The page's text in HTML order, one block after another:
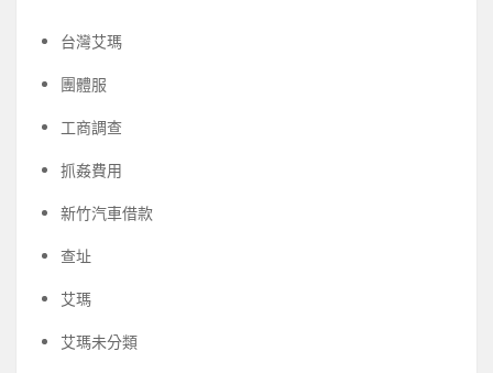
台灣艾瑪
團體服
工商調查
抓姦費用
新竹汽車借款
查址
艾瑪
艾瑪未分類